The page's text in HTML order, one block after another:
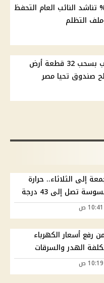
ريم طالبة الـ4% تناشد النائب العام التحفظ
التظلم
توفيق عكاشة يطالب بسحب 32 قطعة أرض
صندوق تحيا مصر
إلى الثلاثاء.. حرارة
تصل إلى 43 درجة
رفع أسعار الكهرباء
الهدر والسرقات